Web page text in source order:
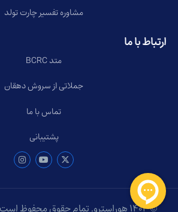
مشاوره تفسیر چارت تولد
ارتباط با ما
متد BCRC
جملاتی از سروش دهقان
تماس با ما
پشتیبانی